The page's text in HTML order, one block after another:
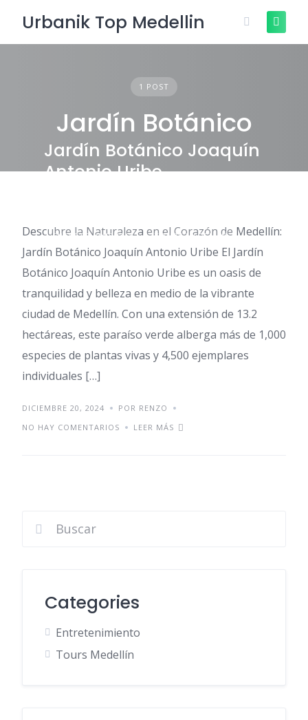
content
Urbanik Top Medellin
1 POST
Jardín Botánico
ENTRETENIMIENTO TOURS MEDELLÍN
Jardín Botánico Joaquín
Antonio Uribe
Descubre la Naturaleza en el Corazón de Medellín:
Jardín Botánico Joaquín Antonio Uribe El Jardín
Botánico Joaquín Antonio Uribe es un oasis de
tranquilidad y belleza en medio de la vibrante
ciudad de Medellín. Con una extensión de 13.2
hectáreas, este paraíso verde alberga más de 1,000
especies de plantas vivas y 4,500 ejemplares
individuales […]
DICIEMBRE 20, 2024
POR RENZO
NO HAY COMENTARIOS
LEER MÁS
Categories
Entretenimiento
Tours Medellín